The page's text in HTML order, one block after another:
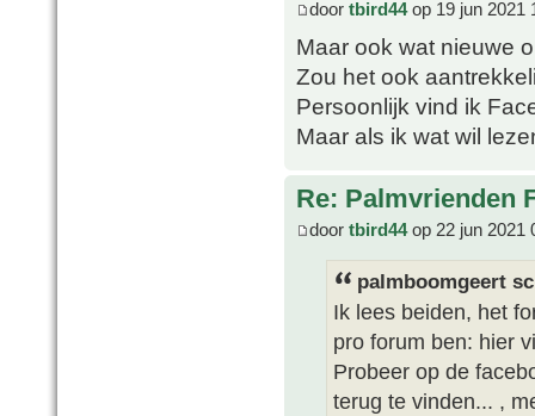
door tbird44op 19 jun 2021
Maar ook wat nieuwe
Zou het ook
Persoonlijk vind ik
Maar als ik wat wil
Re: Palmvrienden
door tbird44op 22 jun 2021
palmboomgeert
Ik lees beiden, het
pro forum ben: hier
Probeer op de
terug te vinden... ,